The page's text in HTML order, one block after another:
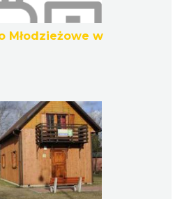
Młodzieżowe w